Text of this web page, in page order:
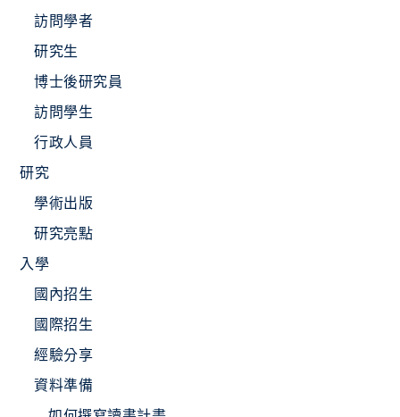
訪問學者
研究生
博士後研究員
訪問學生
行政人員
研究
學術出版
研究亮點
入學
國內招生
國際招生
經驗分享
資料準備